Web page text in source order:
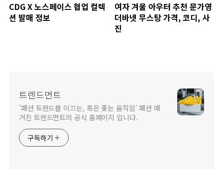
CDG X 노스페이스 협업 컬렉
션 발매 정보
여자 겨울 아우터 추천 문가영
더바넷 무스탕 가격, 코디, 사
진
트렌드먼트
'패션 트렌드를 이끄는, 혹은 좇는 움직임' 패션 매
거진 트렌드먼트의 공식 홈페이지 입니다.
구독하기